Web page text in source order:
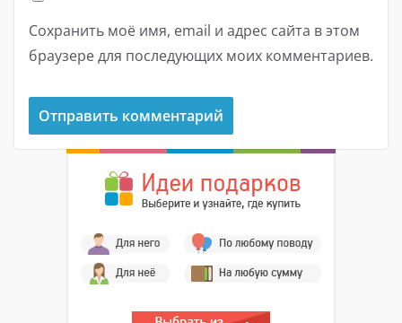
Сохранить моё имя, email и адрес сайта в этом
браузере для последующих моих комментариев.